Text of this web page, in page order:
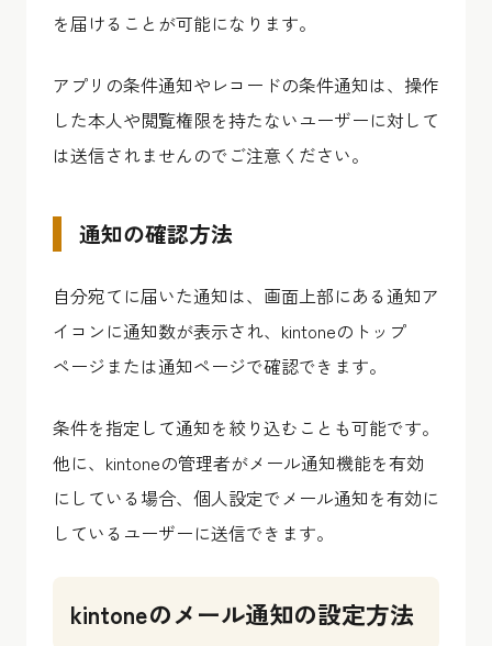
を届けることが可能になります。
アプリの条件通知やレコードの条件通知は、操作
した本人や閲覧権限を持たないユーザーに対して
は送信されませんのでご注意ください。
通知の確認方法
自分宛てに届いた通知は、画面上部にある通知ア
イコンに通知数が表示され、kintoneのトップ
ページまたは通知ページで確認できます。
条件を指定して通知を絞り込むことも可能です。
他に、kintoneの管理者がメール通知機能を有効
にしている場合、個人設定でメール通知を有効に
しているユーザーに送信できます。
kintoneのメール通知の設定方法